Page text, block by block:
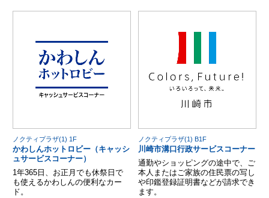
ノクティプラザ(1) 1F
かわしんホットロビー（キャッシ
ュサービスコーナー）
1年365日、お正月でも休祭日で
も使えるかわしんの便利なカー
ド。
ノクティプラザ(1) B1F
川崎市溝口行政サービスコーナー
通勤やショッピングの途中で、ご
本人またはご家族の住民票の写し
や印鑑登録証明書などが請求でき
ます。